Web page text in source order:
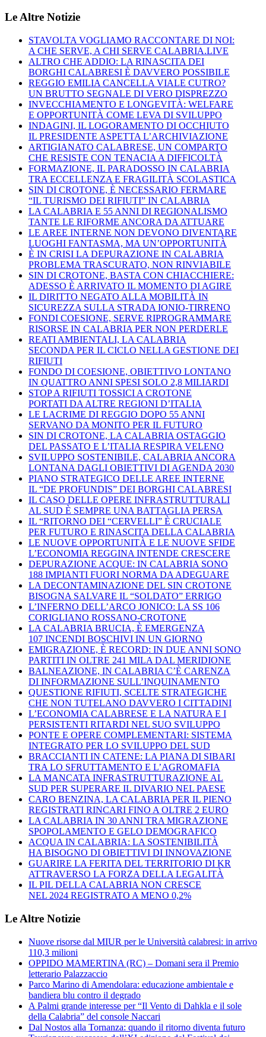
Le Altre Notizie
STAVOLTA VOGLIAMO RACCONTARE DI NOI:
A CHE SERVE, A CHI SERVE CALABRIA.LIVE
ALTRO CHE ADDIO: LA RINASCITA DEI
BORGHI CALABRESI È DAVVERO POSSIBILE
REGGIO EMILIA CANCELLA VIALE CUTRO?
UN BRUTTO SEGNALE DI VERO DISPREZZO
INVECCHIAMENTO E LONGEVITÀ: WELFARE
E OPPORTUNITÀ COME LEVA DI SVILUPPO
INDAGINI, IL LOGORAMENTO DI OCCHIUTO
IL PRESIDENTE ASPETTA L’ARCHIVIAZIONE
ARTIGIANATO CALABRESE, UN COMPARTO
CHE RESISTE CON TENACIA A DIFFICOLTÀ
FORMAZIONE, IL PARADOSSO IN CALABRIA
TRA ECCELLENZA E FRAGILITÀ SCOLASTICA
SIN DI CROTONE, È NECESSARIO FERMARE
“IL TURISMO DEI RIFIUTI” IN CALABRIA
LA CALABRIA E 55 ANNI DI REGIONALISMO
TANTE LE RIFORME ANCORA DA ATTUARE
LE AREE INTERNE NON DEVONO DIVENTARE
LUOGHI FANTASMA, MA UN’OPPORTUNITÀ
È IN CRISI LA DEPURAZIONE IN CALABRIA
PROBLEMA TRASCURATO, NON RINVIABILE
SIN DI CROTONE, BASTA CON CHIACCHIERE:
ADESSO È ARRIVATO IL MOMENTO DI AGIRE
IL DIRITTO NEGATO ALLA MOBILITÀ IN
SICUREZZA SULLA STRADA IONIO-TIRRENO
FONDI COESIONE, SERVE RIPROGRAMMARE
RISORSE IN CALABRIA PER NON PERDERLE
REATI AMBIENTALI, LA CALABRIA
SECONDA PER IL CICLO NELLA GESTIONE DEI
RIFIUTI
FONDO DI COESIONE, OBIETTIVO LONTANO
IN QUATTRO ANNI SPESI SOLO 2,8 MILIARDI
STOP A RIFIUTI TOSSICI A CROTONE
PORTATI DA ALTRE REGIONI D’ITALIA
LE LACRIME DI REGGIO DOPO 55 ANNI
SERVANO DA MONITO PER IL FUTURO
SIN DI CROTONE, LA CALABRIA OSTAGGIO
DEL PASSATO E L’ITALIA RESPIRA VELENO
SVILUPPO SOSTENIBILE, CALABRIA ANCORA
LONTANA DAGLI OBIETTIVI DI AGENDA 2030
PIANO STRATEGICO DELLE AREE INTERNE
IL “DE PROFUNDIS” DEI BORGHI CALABRESI
IL CASO DELLE OPERE INFRASTRUTTURALI
AL SUD È SEMPRE UNA BATTAGLIA PERSA
IL “RITORNO DEI “CERVELLI” È CRUCIALE
PER FUTURO E RINASCITA DELLA CALABRIA
LE NUOVE OPPORTUNITÀ E LE NUOVE SFIDE
L’ECONOMIA REGGINA INTENDE CRESCERE
DEPURAZIONE ACQUE: IN CALABRIA SONO
188 IMPIANTI FUORI NORMA DA ADEGUARE
LA DECONTAMINAZIONE DEL SIN CROTONE
BISOGNA SALVARE IL “SOLDATO” ERRIGO
L’INFERNO DELL’ARCO JONICO: LA SS 106
CORIGLIANO ROSSANO-CROTONE
LA CALABRIA BRUCIA, È EMERGENZA
107 INCENDI BOSCHIVI IN UN GIORNO
EMIGRAZIONE, È RECORD: IN DUE ANNI SONO
PARTITI IN OLTRE 241 MILA DAL MERIDIONE
BALNEAZIONE, IN CALABRIA C’È CARENZA
DI INFORMAZIONE SULL’INQUINAMENTO
QUESTIONE RIFIUTI, SCELTE STRATEGICHE
CHE NON TUTELANO DAVVERO I CITTADINI
L’ECONOMIA CALABRESE E LA NATURA E I
PERSISTENTI RITARDI NEL SUO SVILUPPO
PONTE E OPERE COMPLEMENTARI: SISTEMA
INTEGRATO PER LO SVILUPPO DEL SUD
BRACCIANTI IN CATENE: LA PIANA DI SIBARI
TRA LO SFRUTTAMENTO E L’AGROMAFIA
LA MANCATA INFRASTRUTTURAZIONE AL
SUD PER SUPERARE IL DIVARIO NEL PAESE
CARO BENZINA, LA CALABRIA PER IL PIENO
REGISTRATI RINCARI FINO A OLTRE 2 EURO
LA CALABRIA IN 30 ANNI TRA MIGRAZIONE
SPOPOLAMENTO E GELO DEMOGRAFICO
ACQUA IN CALABRIA: LA SOSTENIBILITÀ
HA BISOGNO DI OBIETTIVI DI INNOVAZIONE
GUARIRE LA FERITA DEL TERRITORIO DI KR
ATTRAVERSO LA FORZA DELLA LEGALITÀ
IL PIL DELLA CALABRIA NON CRESCE
NEL 2024 REGISTRATO A MENO 0,2%
Le Altre Notizie
Nuove risorse dal MIUR per le Università calabresi: in arrivo
110,3 milioni
OPPIDO MAMERTINA (RC) – Domani sera il Premio
letterario Palazzaccio
Parco Marino di Amendolara: educazione ambientale e
bandiera blu contro il degrado
A Palmi grande interesse per “Il Vento di Dahkla e il sole
della Calabria” del console Naccari
Dal Nostos alla Tornanza: quando il ritorno diventa futuro